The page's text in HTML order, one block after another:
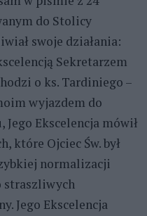
do Stolicy
swoje działania:
Sekretarzem
o ks. Tardiniego –
wyjazdem do
Jego Ekscelencja mówił
które Ojciec Św. był
normalizacji
straszliwych
Jego Ekscelencja